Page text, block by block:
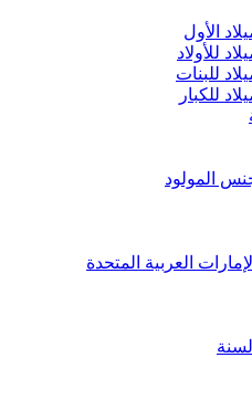
الأول
للأولاد
للبنات
للكبار
المولود
العربية المتحدة